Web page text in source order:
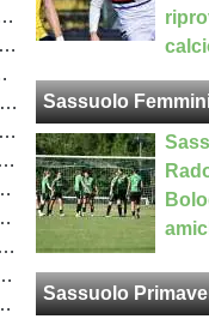
Sassuolo
Sassuolo